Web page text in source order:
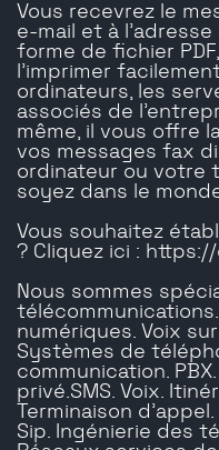
Vous recevrez le
e-mail et à
forme de fichier
l'imprimer
ordinateurs, les
associés de
même, il vous offre
vos messages fax
ordinateur ou votre
soyez dans le
Vous souhaitez
? Cliquez ici :
Nous sommes
télécommunications.
numériques. Voix
Systèmes de
communication.
privé.SMS. Voix.
Terminaison
Sip. Ingénierie des